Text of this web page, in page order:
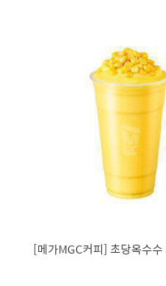
[메가MGC커피] 초당옥수수